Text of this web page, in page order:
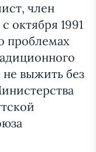
член
октября 1991
проблемах
выжить без